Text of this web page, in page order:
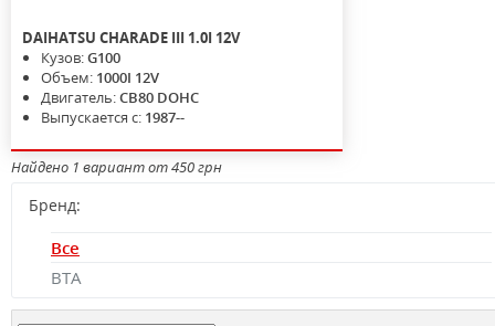
DAIHATSU CHARADE III 1.0I 12V
Кузов:G100
Объем: 1000I 12V
Двигатель:CB80 DOHC
Выпускается с: 1987--
Найдено 1 вариант от 450 грн
Бренд:
Все
BTA